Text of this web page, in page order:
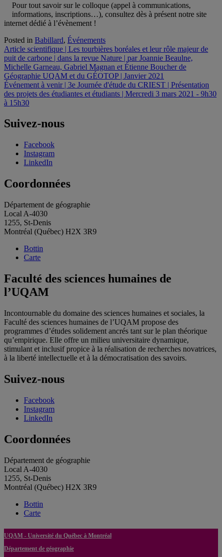
Pour tout savoir sur le colloque (appel à communications,
informations, inscriptions…), consultez dès à présent notre site
internet dédié à l’évènement !
Posted in Babillard, Événements
Navigation
de
l'article
Article scientifique | Les tourbières boréales et leur rôle majeur de
puit de carbone | dans la revue Nature | par Joannie Beaulne,
Michelle Garneau, Gabriel Magnan et Étienne Boucher de
Géographie UQAM et du GÉOTOP | Janvier 2021
Événement à venir | 3e Journée d'étude du CRIEST | Présentation
des projets des étudiantes et étudiants | Mercredi 3 mars 2021 - 9h30
à 15h30
Suivez-nous
Facebook
Instagram
LinkedIn
Coordonnées
Département de géographie
Local A-4030
1255, St-Denis
Montréal (Québec) H2X 3R9
Bottin
Carte
Faculté des sciences humaines de
l’UQAM
Incontournable du domaine des sciences humaines et sociales, la
Faculté des sciences humaines de l’UQAM propose des
programmes d’études solidement ancrés tant sur le plan théorique
qu’empirique. Elle offre un milieu universitaire dynamique,
stimulant et inclusif propice à la réalisation de recherches novatrices,
à la liberté intellectuelle et à la démocratisation des savoirs.
Suivez-nous
Facebook
Instagram
LinkedIn
Coordonnées
Département de géographie
Local A-4030
1255, St-Denis
Montréal (Québec) H2X 3R9
Bottin
Carte
UQAM - Université du Québec à Montréal
Département de géographie